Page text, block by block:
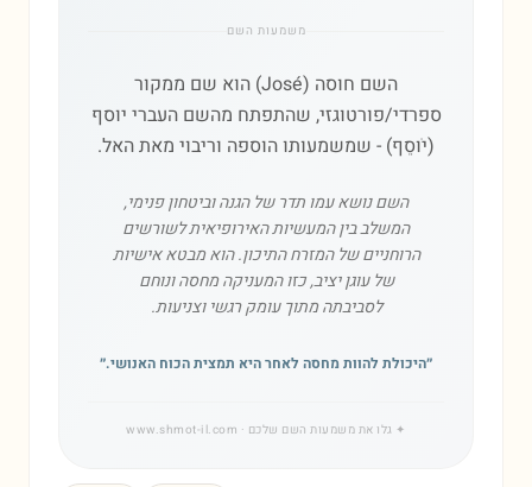
משמעות השם
השם חוסה (José) הוא שם ממקור
ספרדי/פורטוגזי, שהתפתח מהשם העברי יוסף
(יֹוסֵף) - שמשמעותו הוספה וריבוי מאת האל.
השם נושא עמו תדר של הגנה וביטחון פנימי,
המשלב בין המעשיות האירופיאית לשורשים
הרוחניים של המזרח התיכון. הוא מבטא אישיות
של עוגן יציב, כזו המעניקה מחסה ונוחם
לסביבתה מתוך עומק רגשי וצניעות.
״היכולת להוות מחסה לאחר היא תמצית הכוח האנושי.״
✦ גלו את משמעות השם שלכם · www.shmot-il.com